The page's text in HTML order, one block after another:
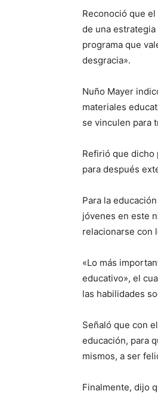
Reconoció que
de una
programa que
desgracia».
Nuño Mayer
materiales
se vinculen para
Refirió que dicho
para después
Para la
jóvenes en este
relacionarse con
«Lo más
educativo», el
las habilidades
Señaló que con
educación, para
mismos, a ser
Finalmente, dijo